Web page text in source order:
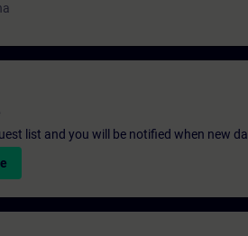
list and you will be notified when new